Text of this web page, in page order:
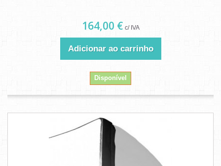
164,00 € c/ IVA
Adicionar ao carrinho
Disponível